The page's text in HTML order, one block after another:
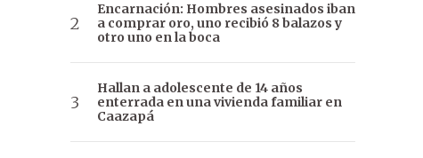
Encarnación: Hombres asesinados iban
a comprar oro, uno recibió 8 balazos y
otro uno en la boca
Hallan a adolescente de 14 años
enterrada en una vivienda familiar en
Caazapá